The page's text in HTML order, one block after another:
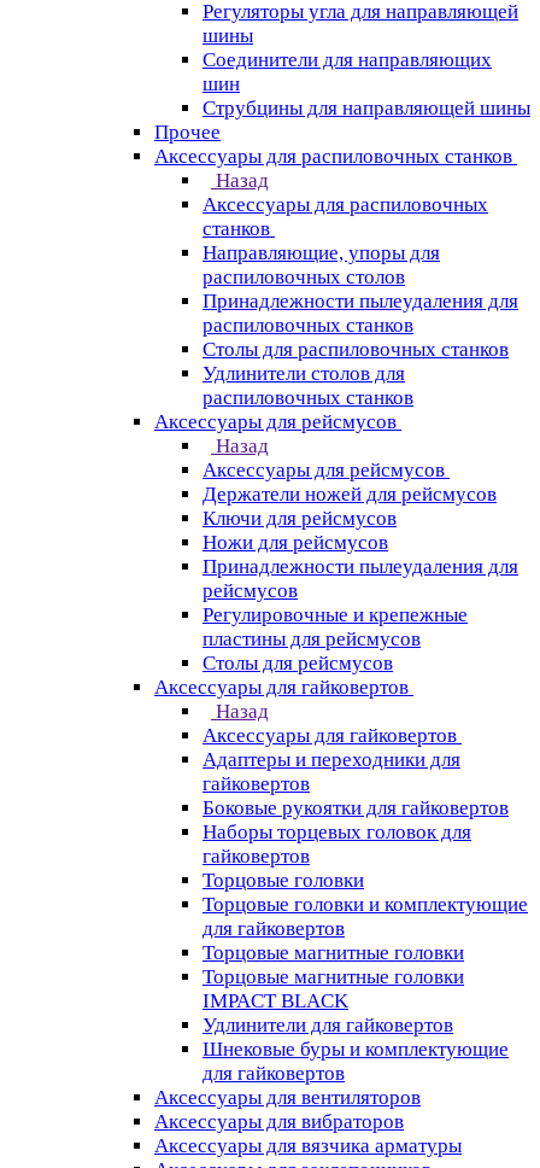
Регуляторы угла для направляющей
шины
Соединители для направляющих
шин
Струбцины для направляющей шины
Прочее
Аксессуары для распиловочных станков
Назад
Аксессуары для распиловочных
станков
Направляющие, упоры для
распиловочных столов
Принадлежности пылеудаления для
распиловочных станков
Столы для распиловочных станков
Удлинители столов для
распиловочных станков
Аксессуары для рейсмусов
Назад
Аксессуары для рейсмусов
Держатели ножей для рейсмусов
Ключи для рейсмусов
Ножи для рейсмусов
Принадлежности пылеудаления для
рейсмусов
Регулировочные и крепежные
пластины для рейсмусов
Столы для рейсмусов
Аксессуары для гайковертов
Назад
Аксессуары для гайковертов
Адаптеры и переходники для
гайковертов
Боковые рукоятки для гайковертов
Наборы торцевых головок для
гайковертов
Торцовые головки
Торцовые головки и комплектующие
для гайковертов
Торцовые магнитные головки
Торцовые магнитные головки
IMPACT BLACK
Удлинители для гайковертов
Шнековые буры и комплектующие
для гайковертов
Аксессуары для вентиляторов
Аксессуары для вибраторов
Аксессуары для вязчика арматуры